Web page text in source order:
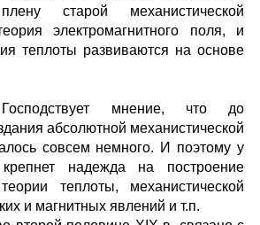
старой механистической
электромагнитного поля, и
теплоты развиваются на основе
Господствует мнение, что до
абсолютной механистической
совсем немного. И поэтому у
надежда на построение
теплоты, механистической
и магнитных явлений и т.п.